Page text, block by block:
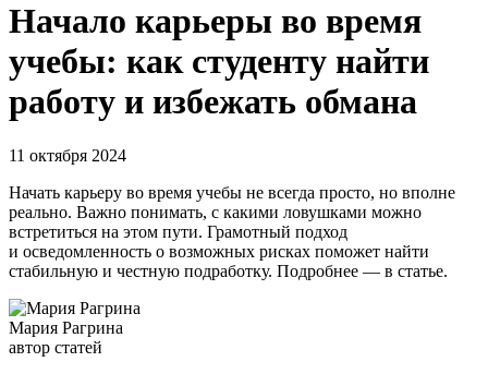
Начало карьеры во время
учебы: как студенту найти
работу и избежать обмана
11 октября 2024
Начать карьеру во время учебы не всегда просто, но вполне
реально. Важно понимать, с какими ловушками можно
встретиться на этом пути. Грамотный подход
и осведомленность о возможных рисках поможет найти
стабильную и честную подработку. Подробнее — в статье.
Мария Рагрина
автор статей